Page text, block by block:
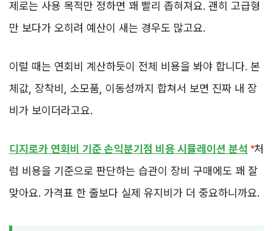
제로는 사용 목적만 정하면 꽤 빨리 좁혀져요. 괜히 고급형
만 보다가 오히려 예산이 새는 경우도 많고요.
이럴 때는 연회비 계산하듯이 전체 비용을 봐야 합니다. 본
체값, 장착비, 소모품, 이동성까지 합쳐서 보면 진짜 내 장
비가 보이더라고요.
디지로카 연회비 기준 손익분기점 비용 시뮬레이션 분석
처
럼 비용을 기준으로 판단하는 습관이 장비 구매에도 꽤 잘
맞아요. 가격표 한 줄보다 실제 유지비가 더 중요하니까요.